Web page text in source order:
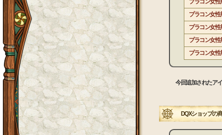
プラコン女性
プラコン女性
プラコン女性
プラコン女性
プラコン女性
今回追加されたア
DQXショップの